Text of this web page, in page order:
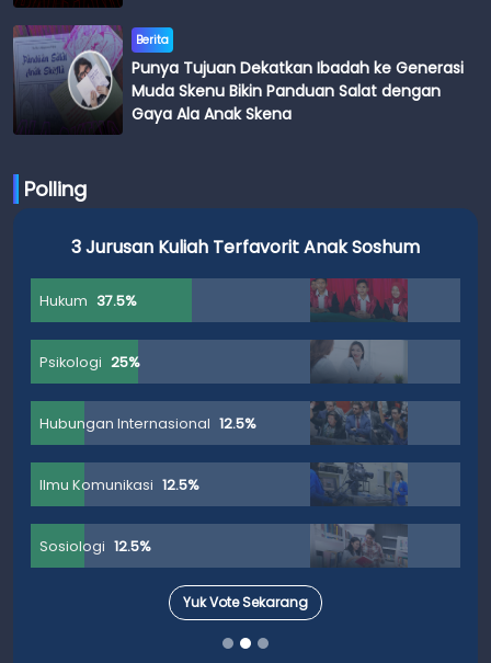
Berita
Punya Tujuan Dekatkan Ibadah ke Generasi
Muda Skenu Bikin Panduan Salat dengan
Gaya Ala Anak Skena
Polling
3 Jurusan Kuliah Terfavorit Anak Soshum
Hukum 37.5%
Psikologi 25%
Hubungan Internasional 12.5%
Ilmu Komunikasi 12.5%
Sosiologi 12.5%
Yuk Vote Sekarang